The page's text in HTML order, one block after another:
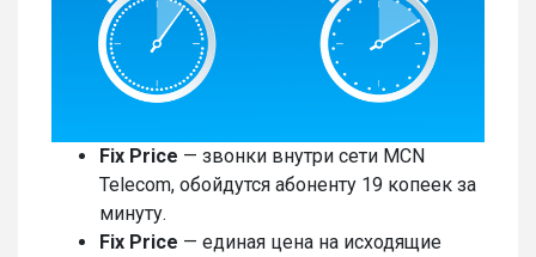
Fix Price — звонки внутри сети MCN
Telecom, обойдутся абоненту 19 копеек за
минуту.
Fix Price — единая цена на исходящие